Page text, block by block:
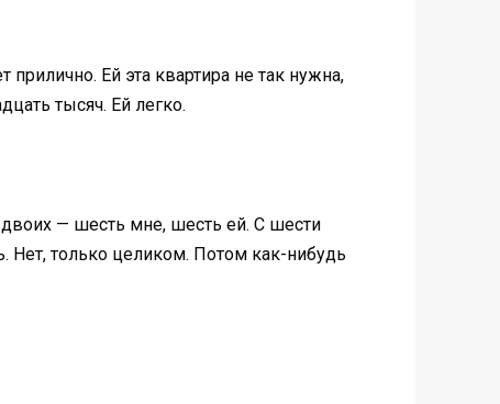
прилично. Ей эта квартира не так нужна,
тысяч. Ей легко.
— шесть мне, шесть ей. С шести
только целиком. Потом как-нибудь